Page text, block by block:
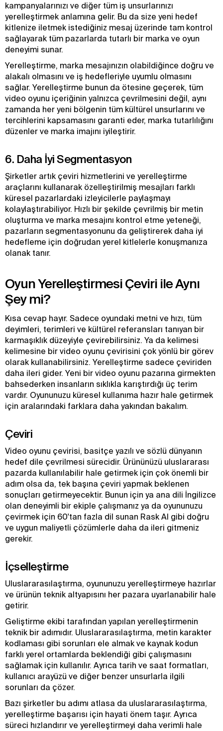
kampanyalarınızı ve diğer tüm iş unsurlarınızı
yerelleştirmek anlamına gelir. Bu da size yeni hedef
kitlenize iletmek istediğiniz mesaj üzerinde tam kontrol
sağlayarak tüm pazarlarda tutarlı bir marka ve oyun
deneyimi sunar.
Yerelleştirme, marka mesajınızın olabildiğince doğru ve
alakalı olmasını ve iş hedefleriyle uyumlu olmasını
sağlar. Yerelleştirme bunun da ötesine geçerek, tüm
video oyunu içeriğinin yalnızca çevrilmesini değil, aynı
zamanda her yeni bölgenin tüm kültürel unsurlarını ve
tercihlerini kapsamasını garanti eder, marka tutarlılığını
düzenler ve marka imajını iyileştirir.
6. Daha İyi Segmentasyon
Şirketler artık çeviri hizmetlerini ve yerelleştirme
araçlarını kullanarak özelleştirilmiş mesajları farklı
küresel pazarlardaki izleyicilerle paylaşmayı
kolaylaştırabiliyor. Hızlı bir şekilde çevrilmiş bir metin
oluşturma ve marka mesajını kontrol etme yeteneği,
pazarların segmentasyonunu da geliştirerek daha iyi
hedefleme için doğrudan yerel kitlelerle konuşmanıza
olanak tanır.
Oyun Yerelleştirmesi Çeviri ile Aynı
Şey mi?
Kısa cevap hayır. Sadece oyundaki metni ve hızı, tüm
deyimleri, terimleri ve kültürel referansları tanıyan bir
karmaşıklık düzeyiyle çevirebilirsiniz. Ya da kelimesi
kelimesine bir video oyunu çevirisini çok yönlü bir görev
olarak kullanabilirsiniz. Yerelleştirme sadece çeviriden
daha ileri gider. Yeni bir video oyunu pazarına girmekten
bahsederken insanların sıklıkla karıştırdığı üç terim
vardır. Oyununuzu küresel kullanıma hazır hale getirmek
için aralarındaki farklara daha yakından bakalım.
Çeviri
Video oyunu çevirisi, basitçe yazılı ve sözlü dünyanın
hedef dile çevrilmesi sürecidir. Ürününüzü uluslararası
pazarda kullanılabilir hale getirmek için çok önemli bir
adım olsa da, tek başına çeviri yapmak beklenen
sonuçları getirmeyecektir. Bunun için ya ana dili İngilizce
olan deneyimli bir ekiple çalışmanız ya da oyununuzu
çevirmek için 60'tan fazla dil sunan Rask AI gibi doğru
ve uygun maliyetli çözümlerle daha da ileri gitmeniz
gerekir.
İçselleştirme
Uluslararasılaştırma, oyununuzu yerelleştirmeye hazırlar
ve ürünün teknik altyapısını her pazara uyarlanabilir hale
getirir.
Geliştirme ekibi tarafından yapılan yerelleştirmenin
teknik bir adımıdır. Uluslararasılaştırma, metin karakter
kodlaması gibi sorunları ele almak ve kaynak kodun
farklı yerel ortamlarda beklendiği gibi çalışmasını
sağlamak için kullanılır. Ayrıca tarih ve saat formatları,
kullanıcı arayüzü ve diğer benzer unsurlarla ilgili
sorunları da çözer.
Bazı şirketler bu adımı atlasa da uluslararasılaştırma,
yerelleştirme başarısı için hayati önem taşır. Ayrıca
süreci hızlandırır ve yerelleştirmeyi daha verimli hale